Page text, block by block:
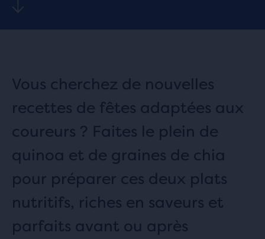
Vous cherchez de nouvelles
recettes de fêtes adaptées aux
coureurs ? Faites le plein de
quinoa et de graines de chia
pour préparer ces deux plats
nutritifs, riches en saveurs et
parfaits avant ou après